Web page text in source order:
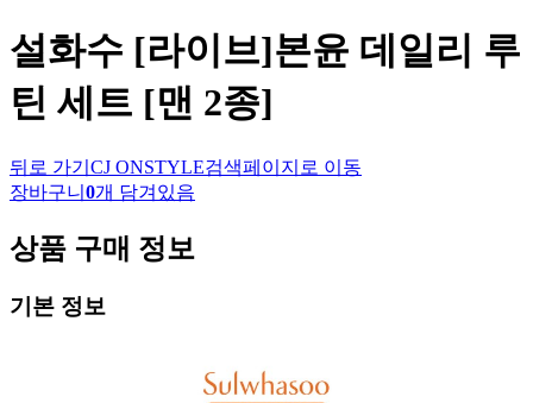
설화수 [라이브]본윤 데일리 루
틴 세트 [맨 2종]
뒤로 가기 CJ ONSTYLE검색페이지로 이동
장바구니 0개 담겨있음
상품 구매 정보
기본 정보